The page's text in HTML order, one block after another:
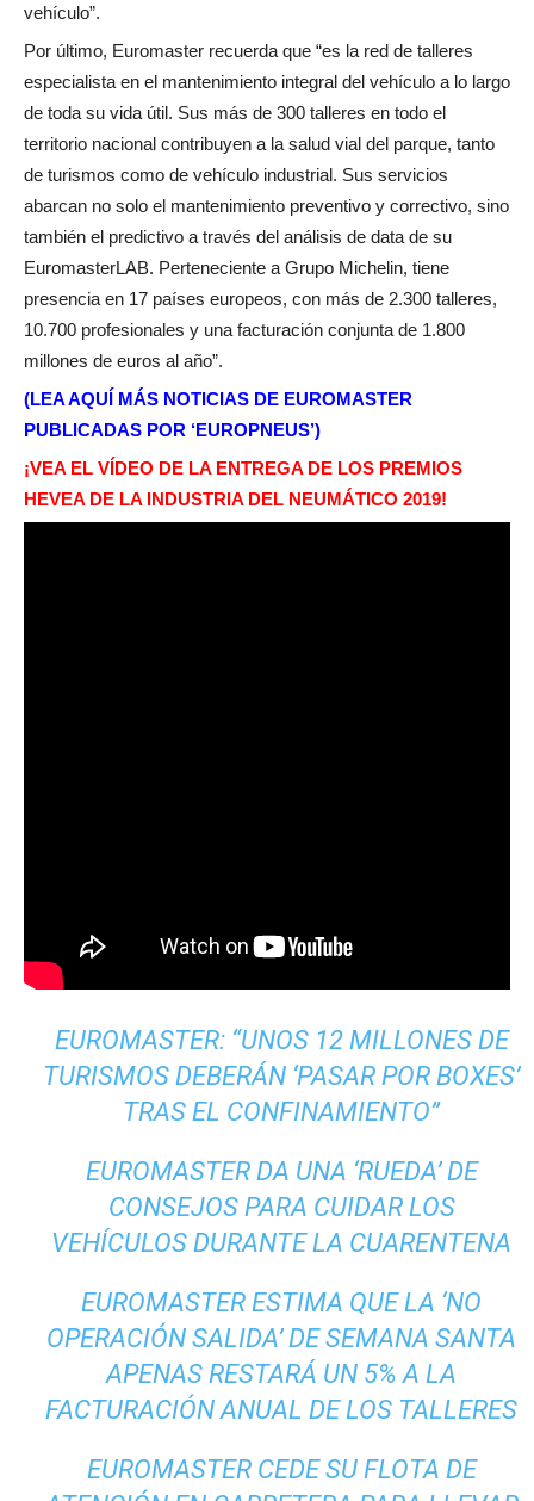
vehículo”.
Por último, Euromaster recuerda que “es la red de talleres
especialista en el mantenimiento integral del vehículo a lo largo
de toda su vida útil. Sus más de 300 talleres en todo el
territorio nacional contribuyen a la salud vial del parque, tanto
de turismos como de vehículo industrial. Sus servicios
abarcan no solo el mantenimiento preventivo y correctivo, sino
también el predictivo a través del análisis de data de su
EuromasterLAB. Perteneciente a Grupo Michelin, tiene
presencia en 17 países europeos, con más de 2.300 talleres,
10.700 profesionales y una facturación conjunta de 1.800
millones de euros al año”.
(LEA AQUÍ MÁS NOTICIAS DE EUROMASTER
PUBLICADAS POR ‘EUROPNEUS’)
¡VEA EL VÍDEO DE LA ENTREGA DE LOS PREMIOS
HEVEA DE LA INDUSTRIA DEL NEUMÁTICO 2019!
EUROMASTER: “UNOS 12 MILLONES DE
TURISMOS DEBERÁN ‘PASAR POR BOXES’
TRAS EL CONFINAMIENTO”
EUROMASTER DA UNA ‘RUEDA’ DE
CONSEJOS PARA CUIDAR LOS
VEHÍCULOS DURANTE LA CUARENTENA
EUROMASTER ESTIMA QUE LA ‘NO
OPERACIÓN SALIDA’ DE SEMANA SANTA
APENAS RESTARÁ UN 5% A LA
FACTURACIÓN ANUAL DE LOS TALLERES
EUROMASTER CEDE SU FLOTA DE